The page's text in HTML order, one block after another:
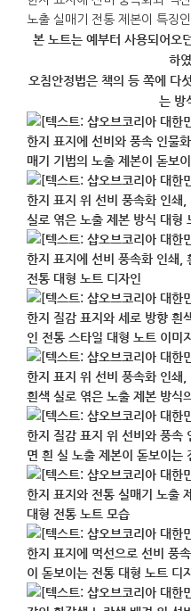
문화의 정취를 담을 수
분명하면서도 과하게 화
적습니다. 국제 세미나,
문화 행사의 기념품으로
대량 주문이 필요한 경우
확인하고 포장이나 문구
여부를 상담하시면 준비
본 노트는 예부터 사용되어오
하
오침안정법은 책의 등 쪽에 다
는 방